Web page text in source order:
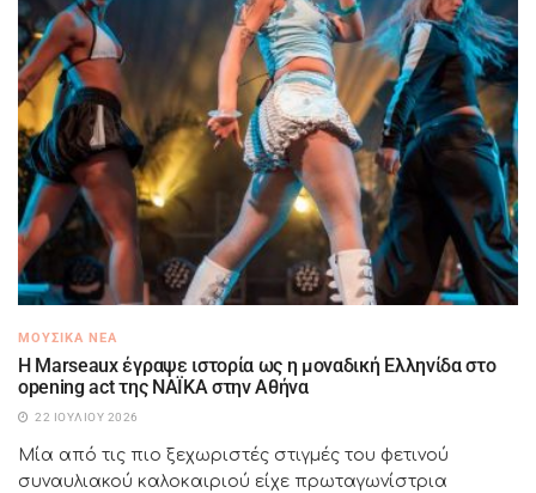
ΜΟΥΣΙΚΆ ΝΈΑ
H Marseaux έγραψε ιστορία ως η μοναδική Ελληνίδα στο
opening act της NAÏKA στην Αθήνα
22 ΙΟΥΛΊΟΥ 2026
Μία από τις πιο ξεχωριστές στιγμές του φετινού
συναυλιακού καλοκαιριού είχε πρωταγωνίστρια